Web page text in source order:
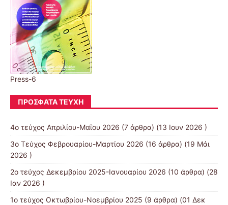
Press-6
ΠΡΌΣΦΑΤΑ ΤΕΎΧΗ
4ο τεύχος Απριλίου-Μαΐου 2026 (7 άρθρα) (13 Ιουν 2026 )
3ο Τεύχος Φεβρουαρίου-Μαρτίου 2026 (16 άρθρα) (19 Μάι
2026 )
2ο τεύχος Δεκεμβρίου 2025-Ιανουαρίου 2026 (10 άρθρα) (28
Ιαν 2026 )
1ο τεύχος Οκτωβρίου-Νοεμβρίου 2025 (9 άρθρα) (01 Δεκ